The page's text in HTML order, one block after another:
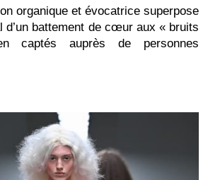
organique et évocatrice superpose
d’un battement de cœur aux « bruits
captés auprès de personnes